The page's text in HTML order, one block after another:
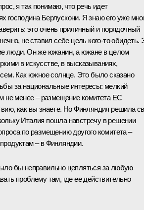
я так понимаю, что речь идет
господина Берлускони. Я знаю его уже
это очень приличный и порядочный
не ставил себе цель кого‑то обидеть.
люди. Он же южанин, а южане в целом
в искусстве, в высказываниях,
Как южное солнце. Это было сказано
за национальные интересы: мелкий
не менее – размещение комитета ЕС
как вы знаете. Но Финляндия решила
Италия пошла навстречу в решении
по размещению другого комитета –
– в Финляндии.
бы неправильно цепляться за любую
проблему там, где ее действительно